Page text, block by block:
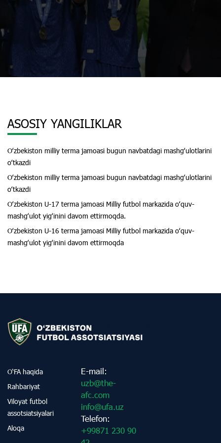
ASOSIY YANGILIKLAR
Oʻzbekiston milliy terma jamoasi bugun navbatdagi mashgʻulotlarini
oʻtkazdi
Oʻzbekiston milliy terma jamoasi bugun navbatdagi mashgʻulotlarini
oʻtkazdi
Oʻzbekiston U-17 terma jamoasi Milliy futbol markazida oʻquv-
mashgʻulot yigʻinini davom ettirmoqda.
Oʻzbekiston U-16 terma jamoasi Milliy futbol markazida oʻquv-
mashgʻulot yigʻinini davom ettirmoqda
O‘FA haqida
Rahbariyat
Viloyat futbol
assotsiatsiyalari
Aloqa
E-mail:
uzb@the-
afc.com
info@ufa.uz
Telefon:
+99871 230 90